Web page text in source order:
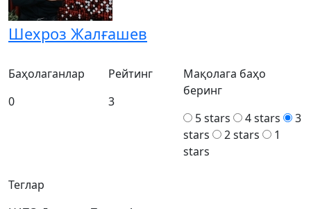
Шехроз Жалғашев
Теглар
Баҳолаганлар
0
Рейтинг
3
Мақолага баҳо
беринг
5 stars
4 stars
3
stars
2 stars
1
stars